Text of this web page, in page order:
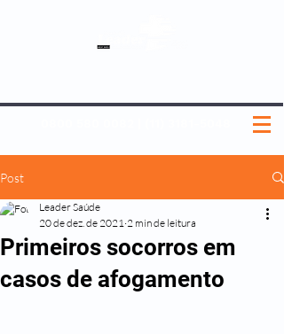
Post
Primeiros socorros em
casos de afogamento
Leader Saúde
20 de dez. de 2021 2 min de leitura